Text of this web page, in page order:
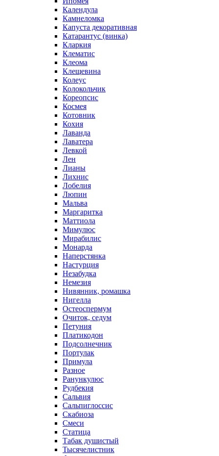
Календула
Камнеломка
Капуста декоративная
Катарантус (винка)
Кларкия
Клематис
Клеома
Клещевина
Колеус
Колокольчик
Кореопсис
Космея
Котовник
Кохия
Лаванда
Лаватера
Левкой
Лен
Лианы
Лихнис
Лобелия
Люпин
Мальва
Маргаритка
Маттиола
Мимулюс
Мирабилис
Монарда
Наперстянка
Настурция
Незабудка
Немезия
Нивянник, ромашка
Нигелла
Остеоспермум
Очиток, седум
Петуния
Платикодон
Подсолнечник
Портулак
Примула
Разное
Ранункулюс
Рудбекия
Сальвия
Сальпиглоссис
Скабиоза
Смеси
Статица
Табак душистый
Тысячелистник